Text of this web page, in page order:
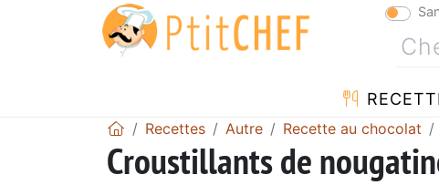
Recettes Autre Recette au chocolat
Croustillants de